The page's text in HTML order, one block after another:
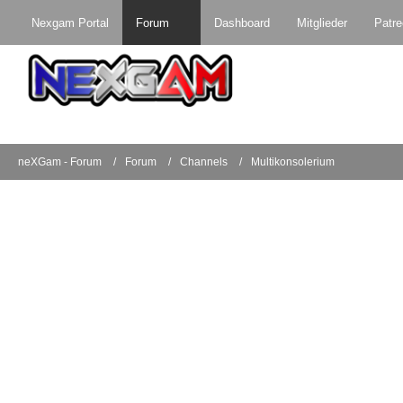
Nexgam Portal Forum Dashboard Mitglieder
neXGam - Forum Forum Channels Multikonsolerium